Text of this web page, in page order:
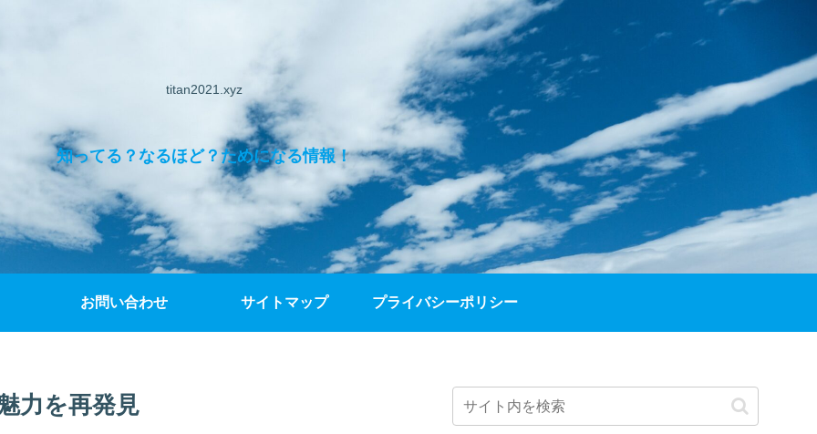
titan2021.xyz
知ってる？なるほど？ためになる情報！
お問い合わせ サイトマップ プライバシーポリシー
力を再発見